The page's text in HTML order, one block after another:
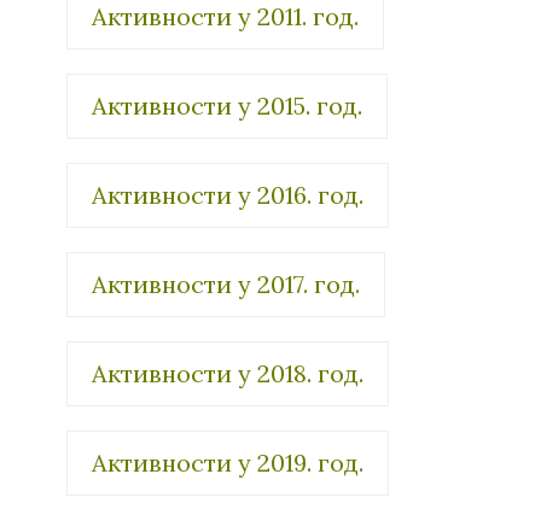
Активности у 2011. год.
Активности у 2015. год.
Активности у 2016. год.
Активности у 2017. год.
Активности у 2018. год.
Активности у 2019. год.